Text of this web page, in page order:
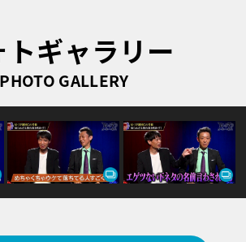
トギャラリー
PHOTO GALLERY